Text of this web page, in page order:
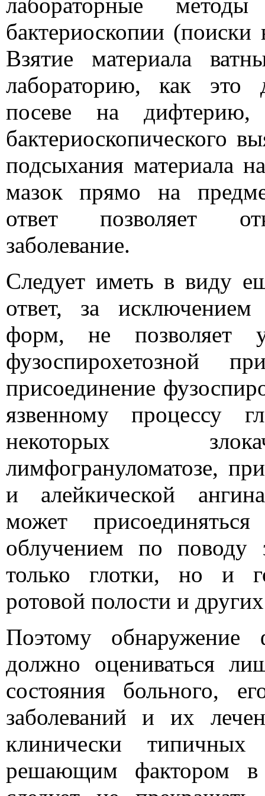
лабораторные
бактериоскопии (поиски
Взятие материала
лабораторию, как это
посеве на дифтерию,
бактериоскопического
подсыхания материала
мазок прямо на
ответ позволяет
заболевание.
Следует иметь в виду
ответ, за
форм, не позволяет
фузоспирохетозной
присоединение
язвенному процессу
некоторых
лимфогрануломатозе,
и алейкической
может
облучением по поводу
только глотки, но и
ротовой полости и
Поэтому обнаружение
должно оцениваться
состояния больного,
заболеваний и их
клинически
решающим фактором в